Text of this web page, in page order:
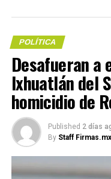
Me gusta esto:
Loading…
POLÍTICA
Desafueran a
Ixhuatlán del
homicidio de
Published 2 días
By Staff Firmas.mx